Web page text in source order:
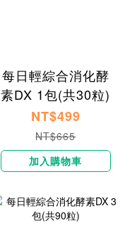
每日輕綜合消化酵
素DX 1包(共30粒)
NT$499
NT$665
加入購物車